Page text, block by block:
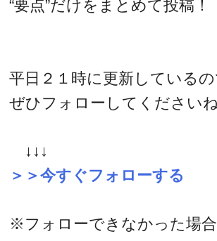
“要点”だけをまとめて投稿！
平日２１時に更新している
ぜひフォローしてくださいね
↓↓↓
＞＞今すぐフォローする
※フォローできなかった場